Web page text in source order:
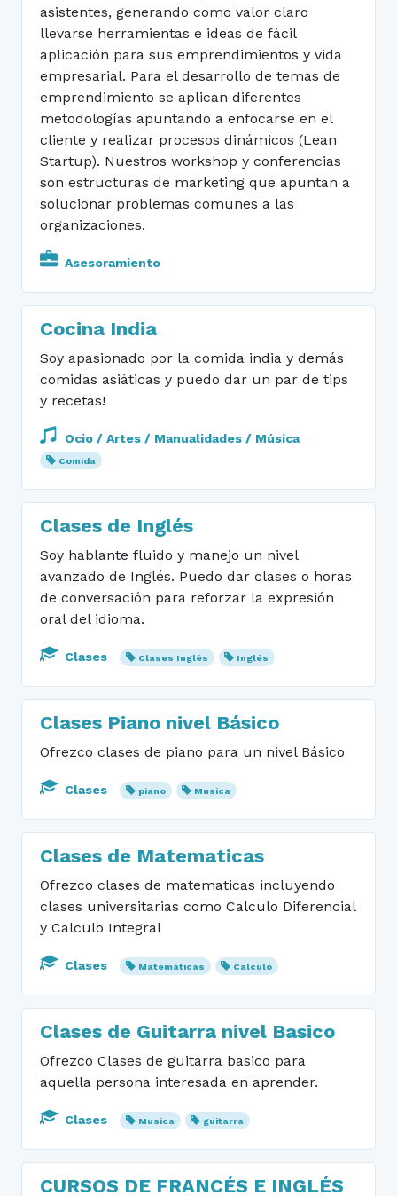
asistentes, generando como valor claro
llevarse herramientas e ideas de fácil
aplicación para sus emprendimientos y vida
empresarial. Para el desarrollo de temas de
emprendimiento se aplican diferentes
metodologías apuntando a enfocarse en el
cliente y realizar procesos dinámicos (Lean
Startup). Nuestros workshop y conferencias
son estructuras de marketing que apuntan a
solucionar problemas comunes a las
organizaciones.
Asesoramiento
Cocina India
Soy apasionado por la comida india y demás
comidas asiáticas y puedo dar un par de tips
y recetas!
Ocio / Artes / Manualidades / Música
Comida
Clases de Inglés
Soy hablante fluido y manejo un nivel
avanzado de Inglés. Puedo dar clases o horas
de conversación para reforzar la expresión
oral del idioma.
Clases Clases Inglés Inglés
Clases Piano nivel Básico
Ofrezco clases de piano para un nivel Básico
Clases piano Musica
Clases de Matematicas
Ofrezco clases de matematicas incluyendo
clases universitarias como Calculo Diferencial
y Calculo Integral
Clases Matemáticas Cálculo
Clases de Guitarra nivel Basico
Ofrezco Clases de guitarra basico para
aquella persona interesada en aprender.
Clases Musica guitarra
CURSOS DE FRANCÉS E INGLÉS